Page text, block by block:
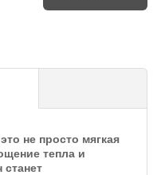
не просто мягкая
тепла и